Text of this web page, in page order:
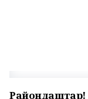
Райондаштар!